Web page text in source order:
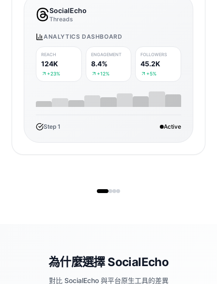
SocialEcho
Threads
ANALYTICS DASHBOARD
REACH
124K
+23%
ENGAGEMENT
8.4%
+12%
FOLLOWERS
45.2K
+5%
Step 1 Active
為什麼選擇 SocialEcho
對比 SocialEcho 與平台原生工具的差異